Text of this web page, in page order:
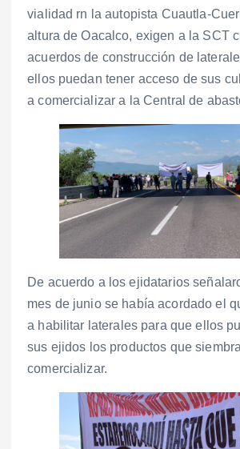
vialidad rn la autopista Cuautla-
altura de Oacalco, exigen a la SCT
acuerdos de construcción de
ellos puedan tener acceso de sus
a comercializar a la Central de
De acuerdo a los ejidatarios
mes de junio se había acordado el
a habilitar laterales para que ellos
sus ejidos los productos que
comercializar.